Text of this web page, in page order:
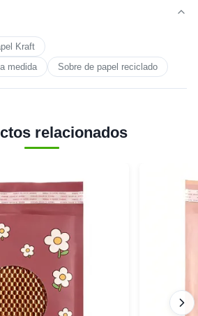
Kraft
medida
Sobre de papel reciclado
relacionados